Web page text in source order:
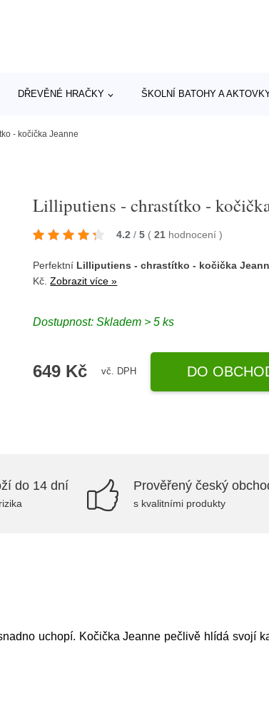
DŘEVĚNÉ HRAČKY ŠKOLNÍ BATOHY A
- kočička Jeanne
Lilliputiens - chrastítko -
4.2 / 5 ( 21 hodnocení)
Perfektní Lilliputiens - chrastítko - kočička
Kč.Zobrazit více »
Dostupnost: Skladem > 5 ks
649 Kč vč. DPH DO
do 14 dní Prověřený český
s kvalitními produkty
uchopí. Kočička Jeanne pečlivě hlídá svojí